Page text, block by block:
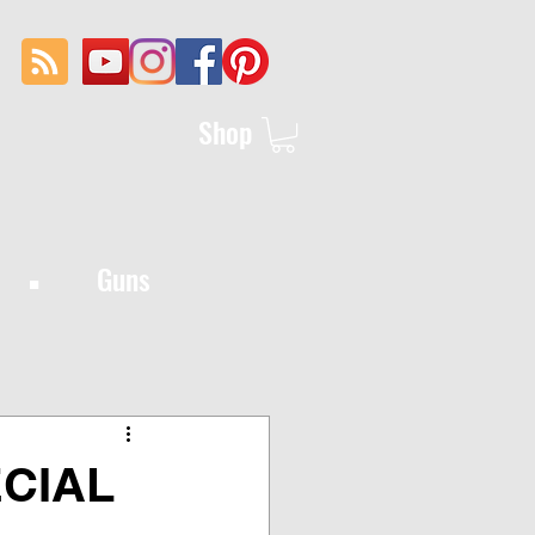
Shop
Guns
·